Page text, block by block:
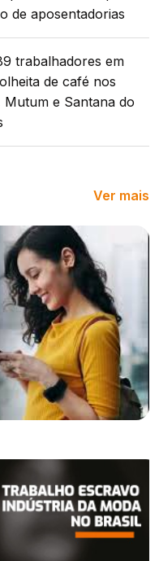
de aposentadorias
trabalhadores em
de café nos
e Santana do
Ver mais